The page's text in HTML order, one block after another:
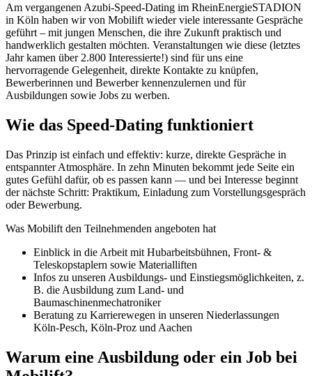
Am vergangenen Azubi-Speed-Dating im RheinEnergieSTADION
in Köln haben wir von Mobilift wieder viele interessante Gespräche
geführt – mit jungen Menschen, die ihre Zukunft praktisch und
handwerklich gestalten möchten. Veranstaltungen wie diese (letztes
Jahr kamen über 2.800 Interessierte!) sind für uns eine
hervorragende Gelegenheit, direkte Kontakte zu knüpfen,
Bewerberinnen und Bewerber kennenzulernen und für
Ausbildungen sowie Jobs zu werben.
Wie das Speed‑Dating funktioniert
Das Prinzip ist einfach und effektiv: kurze, direkte Gespräche in
entspannter Atmosphäre. In zehn Minuten bekommt jede Seite ein
gutes Gefühl dafür, ob es passen kann — und bei Interesse beginnt
der nächste Schritt: Praktikum, Einladung zum Vorstellungsgespräch
oder Bewerbung.
Was Mobilift den Teilnehmenden angeboten hat
Einblick in die Arbeit mit Hubarbeitsbühnen, Front- &
Teleskopstaplern sowie Materialliften
Infos zu unseren Ausbildungs‑ und Einstiegs­möglichkeiten, z.
B. die Ausbildung zum Land- und
Baumaschinenmechatroniker
Beratung zu Karrierewegen in unseren Niederlassungen
Köln‑Pesch, Köln‑Proz und Aachen
Warum eine Ausbildung oder ein Job bei